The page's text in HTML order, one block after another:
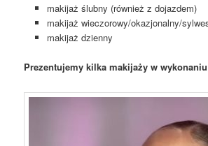
makijaż ślubny (również z dojazdem)
makijaż wieczorowy/okazjonalny/
makijaż dzienny
Prezentujemy kilka makijaży w